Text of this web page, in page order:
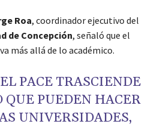
Roa, coordinador ejecutivo del
de Concepción, señaló que el
más allá de lo académico.
PACE TRASCIENDE
QUE PUEDEN HACER
UNIVERSIDADES,